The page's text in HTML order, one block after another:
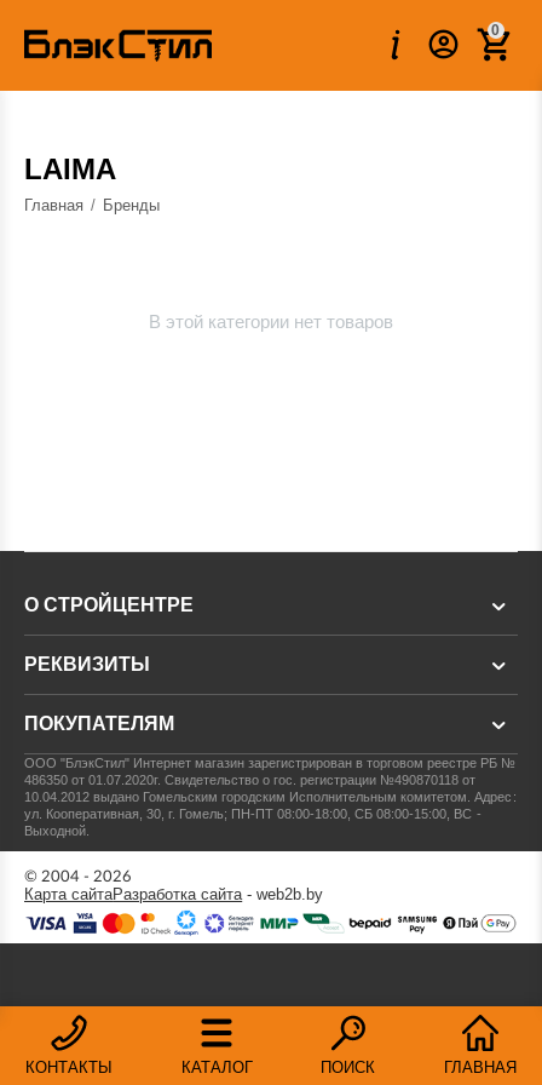
0
LAIMA
Главная / Бренды
В этой категории нет товаров
КОНТАКТЫ КАТАЛОГ ПОИСК ГЛАВНАЯ
О СТРОЙЦЕНТРЕ
РЕКВИЗИТЫ
ПОКУПАТЕЛЯМ
ООО "БлэкСтил" Интернет магазин зарегистрирован в торговом реестре РБ №
486350 от 01.07.2020г.Свидетельство о гос. регистрации №490870118 от
10.04.2012 выдано Гомельским городским Исполнительным комитетом.Адрес:
ул. Кооперативная, 30, г. Гомель; ПН-ПТ 08:00-18:00, СБ 08:00-15:00, ВС -
Выходной.
© 2004 - 2026
Карта сайтаРазработка сайта- web2b.by